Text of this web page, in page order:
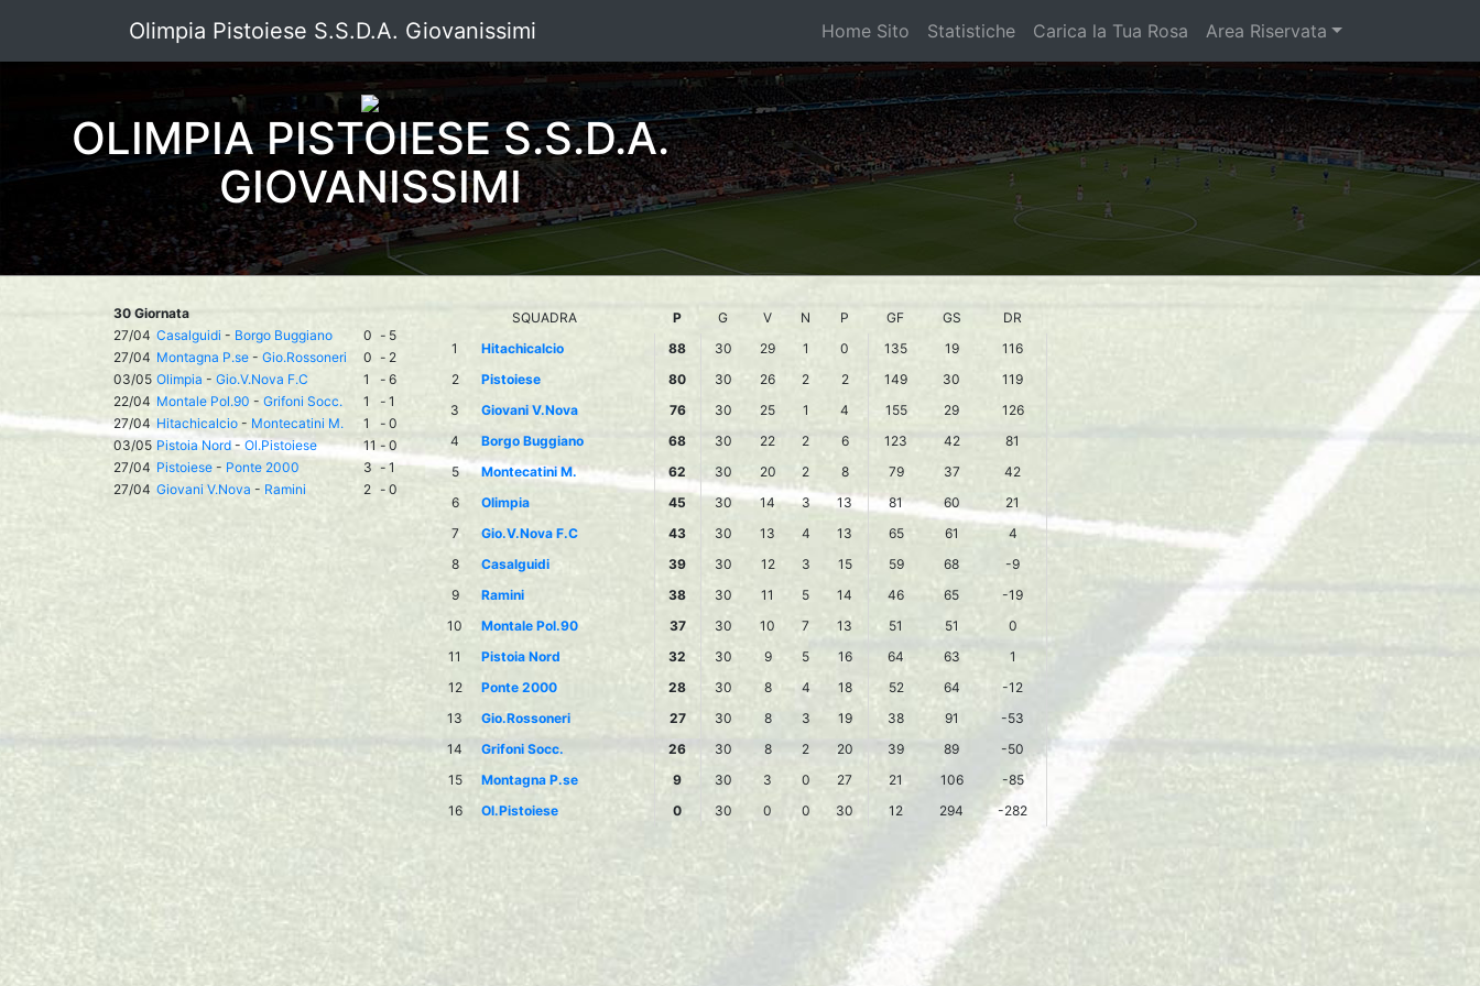
Olimpia Pistoiese S.S.D.A. Giovanissimi Home Sito Statistiche Carica la Tua Rosa Area Riservata
OLIMPIA PISTOIESE S.S.D.A.
GIOVANISSIMI
30 Giornata
27/04 Casalguidi - Borgo Buggiano 0 - 5
27/04 Montagna P.se - Gio.Rossoneri 0 - 2
03/05 Olimpia - Gio.V.Nova F.C 1 - 6
22/04 Montale Pol.90 - Grifoni Socc. 1 - 1
27/04 Hitachicalcio - Montecatini M. 1 - 0
03/05 Pistoia Nord- Ol.Pistoiese 11 - 0
27/04 Pistoiese - Ponte 2000 3 -1
27/04 Giovani V.Nova - Ramini 2 - 0
SQUADRA P G V N P GF GS
DR
1
Hitachicalcio 88 30 29 1 0 135 19
116
2
Pistoiese 80 30 26 2 2 149 30
119
3
Giovani V.Nova 76 30 25 1 4 155 29
126
4
Borgo Buggiano 68 30 22 2 6 123 42
81
5
Montecatini M. 62 30 20 2 8 79 37
42
6
Olimpia 45 30 14 3 13 81 60
21
7
Gio.V.Nova F.C 43 30 13 4 13 65 61
4
8
Casalguidi 39 30 12 3 15 59 68
-9
9
Ramini 38 30 11 5 14 46 65
-19
10
Montale Pol.90 37 30 10 7 13 51 51
0
11
Pistoia Nord 32 30 9 5 16 64 63
1
12
Ponte 2000 28 30 8 4 18 52 64
-12
13
Gio.Rossoneri 27 30 8 3 19 38 91
-53
14
Grifoni Socc. 26 30 8 2 20 39 89
-50
15
Montagna P.se 9 30 3 0 27 21 106
-85
16
Ol.Pistoiese 0 30 0 0 30 12 294 -282